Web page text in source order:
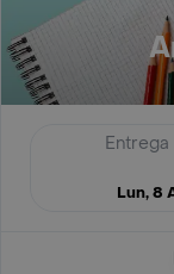
Entrega
Lun, 8